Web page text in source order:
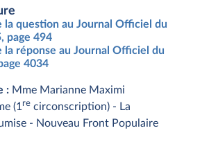
la question au Journal Officiel du
page 494
la réponse au Journal Officiel du
4034
: Mme Marianne Maximi
(1 re circonscription) - La
- Nouveau Front Populaire